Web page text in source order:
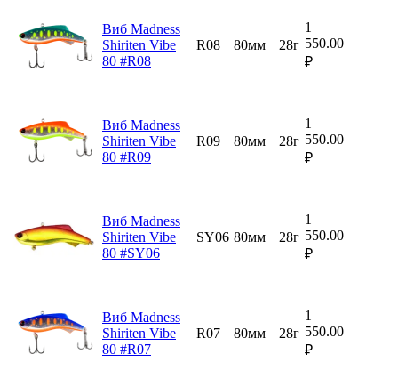
Виб Madness
Shiriten Vibe
80 #R08
R08 80мм 28г
1
550.00
₽
Виб Madness
Shiriten Vibe
80 #R09
R09 80мм 28г
1
550.00
₽
Виб Madness
Shiriten Vibe
80 #SY06
SY06 80мм 28г
1
550.00
₽
Виб Madness
Shiriten Vibe
80 #R07
R07 80мм 28г
1
550.00
₽